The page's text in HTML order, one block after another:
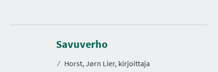
Savuverho
⁄ Horst, Jørn Lier, kirjoittaja
D
r
a
i